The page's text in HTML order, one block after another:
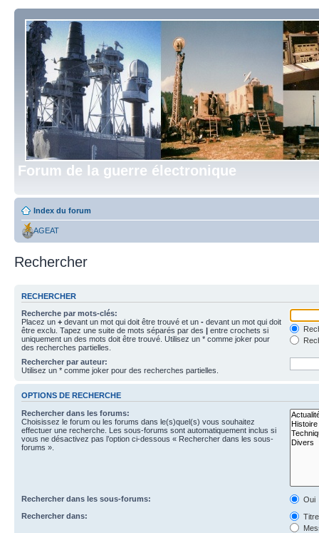
Forum de la guerre électronique
Index du forum
AGEAT
Rechercher
RECHERCHER
Recherche par mots-clés:
Placez un + devant un mot qui doit être trouvé et un - devant un mot qui doit
être exclu. Tapez une suite de mots séparés par des | entre crochets si
uniquement un des mots doit être trouvé. Utilisez un * comme joker pour
des recherches partielles.
Rechercher par auteur:
Utilisez un * comme joker pour des recherches partielles.
OPTIONS DE RECHERCHE
Rechercher dans les forums:
Choisissez le forum ou les forums dans le(s)quel(s) vous souhaitez
effectuer une recherche. Les sous-forums sont automatiquement inclus si
vous ne désactivez pas l’option ci-dessous « Rechercher dans les sous-
forums ».
Rechercher dans les sous-forums:
Oui
Rechercher dans: